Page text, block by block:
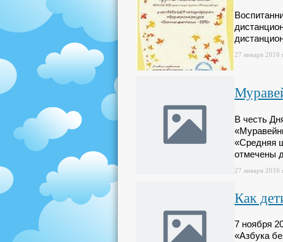
27 января 2016
В честь
«Средняя
отмечены
27 января 2016
Как
7 ноября
«Азбука